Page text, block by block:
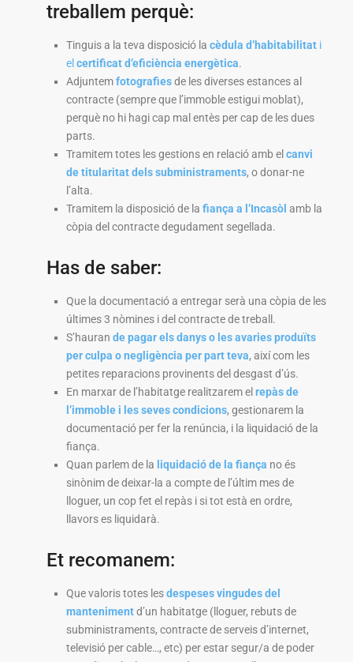
treballem perquè:
Tinguis a la teva disposició la cèdula d’habitabilitat i
el certificat d’eficiència energètica.
Adjuntemfotografiesde les diverses estances al
contracte (sempre que l’immoble estigui moblat),
perquè no hi hagi cap mal entès per cap de les dues
parts.
Tramitem totes les gestions en relació amb el canvi
de titularitat dels subministraments, o donar-ne
l’alta.
Tramitem la disposició de la fiança a l’Incasòl amb la
còpia del contracte degudament segellada.
Has de saber:
Que la documentació a entregar serà una còpia de les
últimes 3 nòmines i del contracte de treball.
S’hauran de pagar els danys o les avaries produïts
per culpa o negligència per part teva, així com les
petites reparacions provinents del desgast d’ús.
En marxar de l’habitatge realitzarem el repàs de
l’immoble i les seves condicions, gestionarem la
documentació per fer la renúncia, i la liquidació de la
fiança.
Quan parlem de la liquidació de la fiança no és
sinònim de deixar-la a compte de l’últim mes de
lloguer, un cop fet el repàs i si tot està en ordre,
llavors es liquidarà.
Et recomanem:
Que valoris totes lesdespeses vingudes del
mantenimentd’un habitatge (lloguer, rebuts de
subministraments, contracte de serveis d’internet,
televisió per cable…, etc) per estar segur/a de poder